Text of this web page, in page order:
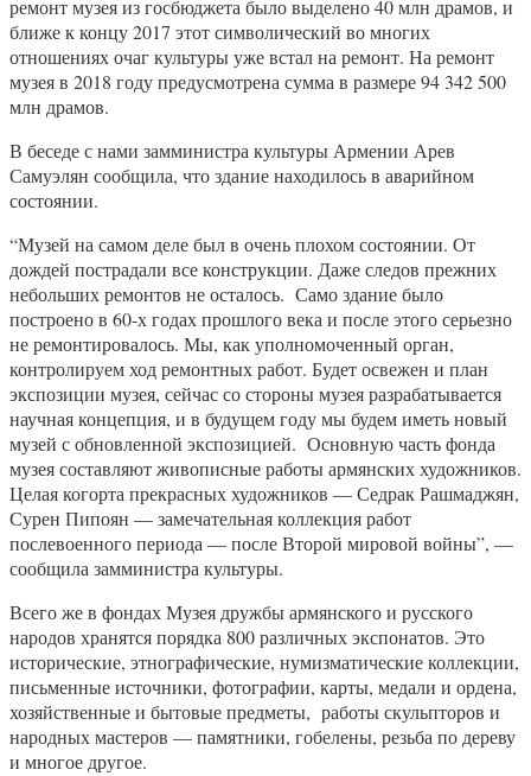
ремонт музея из госбюджета было выделено 40 млн драмов, и
ближе к концу 2017 этот символический во многих
отношениях очаг культуры уже встал на ремонт. На ремонт
музея в 2018 году предусмотрена сумма в размере 94 342 500
млн драмов.
В беседе с нами замминистра культуры Армении Арев
Самуэлян сообщила, что здание находилось в аварийном
состоянии.
“Музей на самом деле был в очень плохом состоянии. От
дождей пострадали все конструкции. Даже следов прежних
небольших ремонтов не осталось. Само здание было
построено в 60-х годах прошлого века и после этого серьезно
не ремонтировалось. Мы, как уполномоченный орган,
контролируем ход ремонтных работ. Будет освежен и план
экспозиции музея, сейчас со стороны музея разрабатывается
научная концепция, и в будущем году мы будем иметь новый
музей с обновленной экспозицией. Основную часть фонда
музея составляют живописные работы армянских художников.
Целая когорта прекрасных художников — Седрак Рашмаджян,
Сурен Пипоян — замечательная коллекция работ
послевоенного периода — после Второй мировой войны”, —
сообщила замминистра культуры.
Всего же в фондах Музея дружбы армянского и русского
народов хранятся порядка 800 различных экспонатов. Это
исторические, этнографические, нумизматические коллекции,
письменные источники, фотографии, карты, медали и ордена,
хозяйственные и бытовые предметы, работы скульпторов и
народных мастеров — памятники, гобелены, резьба по дереву
и многое другое.